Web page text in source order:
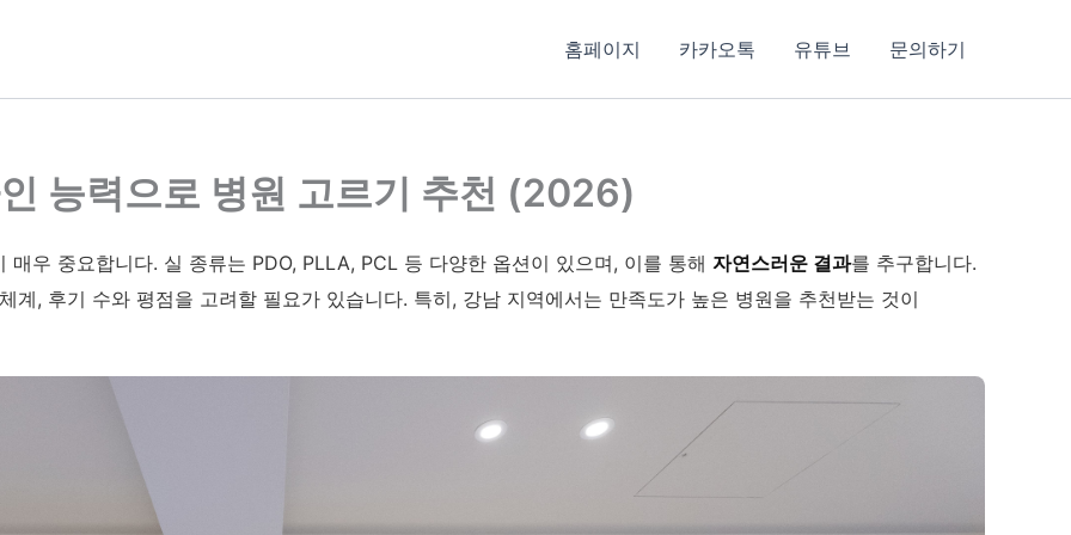
홈페이지 카카오톡 유튜브 문의하기
능력으로 병원 고르기 추천 (2026)
우 중요합니다. 실 종류는 PDO, PLLA, PCL 등 다양한 옵션이 있으며, 이를 통해 자연스러운 결과를 추구합니다.
계, 후기 수와 평점을 고려할 필요가 있습니다. 특히, 강남 지역에서는 만족도가 높은 병원을 추천받는 것이